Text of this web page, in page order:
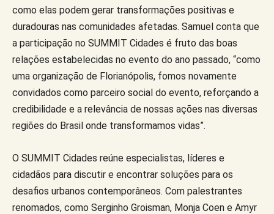
como elas podem gerar transformações positivas e
duradouras nas comunidades afetadas. Samuel conta que
a participação no SUMMIT Cidades é fruto das boas
relações estabelecidas no evento do ano passado, “como
uma organização de Florianópolis, fomos novamente
convidados como parceiro social do evento, reforçando a
credibilidade e a relevância de nossas ações nas diversas
regiões do Brasil onde transformamos vidas”.
O SUMMIT Cidades reúne especialistas, líderes e
cidadãos para discutir e encontrar soluções para os
desafios urbanos contemporâneos. Com palestrantes
renomados, como Serginho Groisman, Monja Coen e Amyr